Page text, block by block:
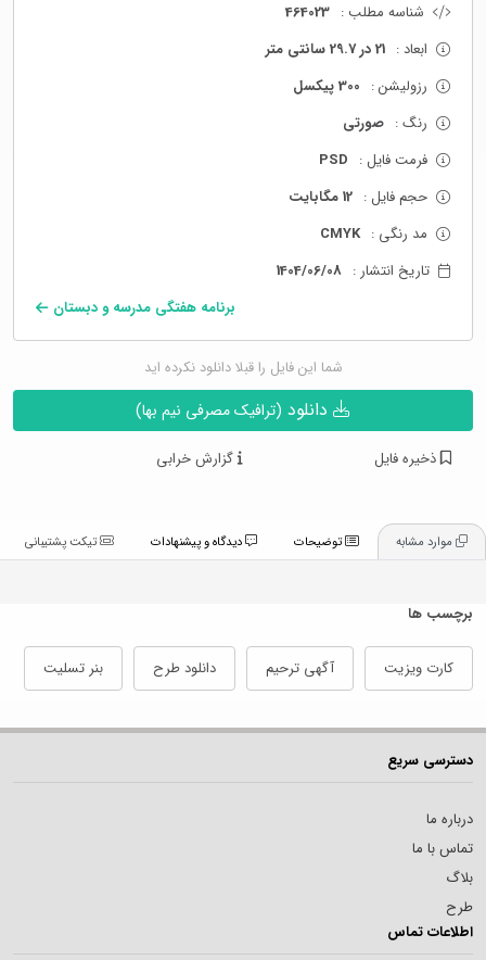
شناسه مطلب : 464023
ابعاد : 21 در 29.7 سانتی متر
رزولیشن : 300 پیکسل
رنگ : صورتی
فرمت فایل : PSD
حجم فایل : 12 مگابایت
مد رنگی : CMYK
تاریخ انتشار : 1404/06/08
برنامه هفتگی مدرسه و دبستان
شما این فایل را قبلا دانلود نکرده اید
(ترافیک مصرفی نیم بها)
ذخیره فایل گزارش خرابی
توضیحات تیکت پشتیبانی
برچسب ها
کارت ویزیت آگهی ترحیم دانلود طرح بنر تسلیت
دسترسی سریع
درباره ما
تماس با ما
بلاگ
طرح
اطلاعات تماس